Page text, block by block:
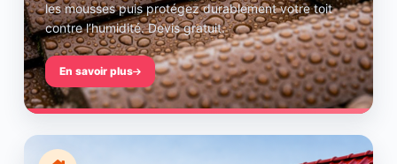
les mousses puis protégez durablement votre toit
contre l’humidité. Devis gratuit.
En savoir plus